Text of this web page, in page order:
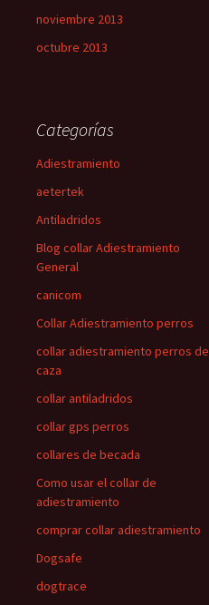
noviembre 2013
octubre 2013
Categorías
Adiestramiento
aetertek
Antiladridos
Blog collar Adiestramiento
General
canicom
Collar Adiestramiento perros
collar adiestramiento perros de
caza
collar antiladridos
collar gps perros
collares de becada
Como usar el collar de
adiestramiento
comprar collar adiestramiento
Dogsafe
dogtrace